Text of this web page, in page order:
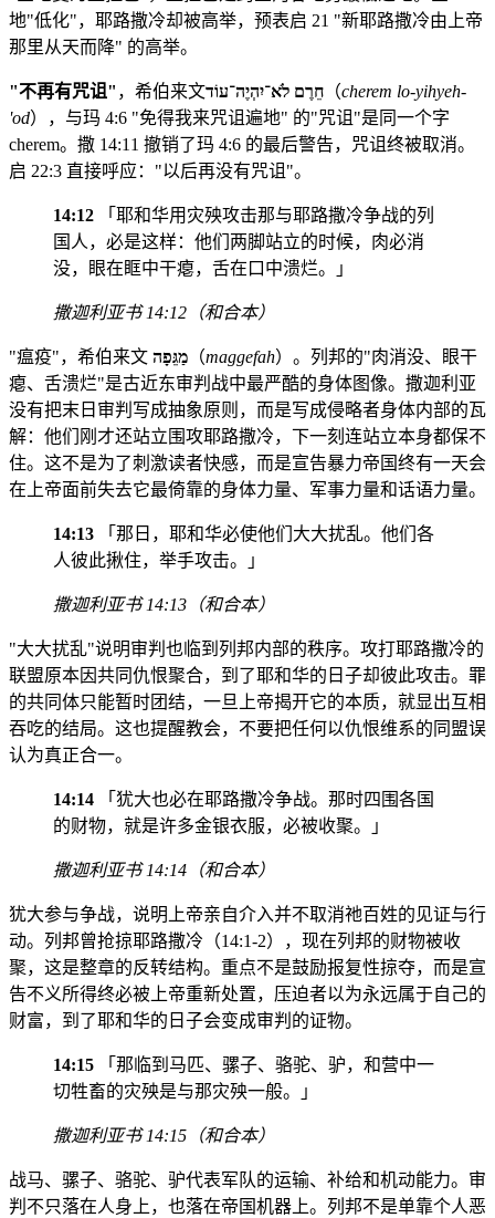
地"低化"，耶路撒冷却被高举，预表启 21 "新耶路撒冷由上帝
那里从天而降" 的高举。
"不再有咒诅" ，希伯来文חֵרֶם לֹא־יִהְיֶה־עוֹד （cherem lo-yihyeh-
'od），与玛 4:6 "免得我来咒诅遍地" 的"咒诅"是同一个字
cherem。撒 14:11 撤销了玛 4:6 的最后警告，咒诅终被取消。
启 22:3 直接呼应："以后再没有咒诅"。
14:12 「耶和华用灾殃攻击那与耶路撒冷争战的列
国人，必是这样：他们两脚站立的时候，肉必消
没，眼在眶中干瘪，舌在口中溃烂。」
撒迦利亚书 14:12（和合本）
"瘟疫"，希伯来文 מַגֵּפָה （maggefah）。列邦的"肉消没、眼干
瘪、舌溃烂"是古近东审判战中最严酷的身体图像。撒迦利亚
没有把末日审判写成抽象原则，而是写成侵略者身体内部的瓦
解：他们刚才还站立围攻耶路撒冷，下一刻连站立本身都保不
住。这不是为了刺激读者快感，而是宣告暴力帝国终有一天会
在上帝面前失去它最倚靠的身体力量、军事力量和话语力量。
14:13 「那日，耶和华必使他们大大扰乱。他们各
人彼此揪住，举手攻击。」
撒迦利亚书 14:13（和合本）
"大大扰乱"说明审判也临到列邦内部的秩序。攻打耶路撒冷的
联盟原本因共同仇恨聚合，到了耶和华的日子却彼此攻击。罪
的共同体只能暂时团结，一旦上帝揭开它的本质，就显出互相
吞吃的结局。这也提醒教会，不要把任何以仇恨维系的同盟误
认为真正合一。
14:14 「犹大也必在耶路撒冷争战。那时四围各国
的财物，就是许多金银衣服，必被收聚。」
撒迦利亚书 14:14（和合本）
犹大参与争战，说明上帝亲自介入并不取消祂百姓的见证与行
动。列邦曾抢掠耶路撒冷（14:1-2），现在列邦的财物被收
聚，这是整章的反转结构。重点不是鼓励报复性掠夺，而是宣
告不义所得终必被上帝重新处置，压迫者以为永远属于自己的
财富，到了耶和华的日子会变成审判的证物。
14:15 「那临到马匹、骡子、骆驼、驴，和营中一
切牲畜的灾殃是与那灾殃一般。」
撒迦利亚书 14:15（和合本）
战马、骡子、骆驼、驴代表军队的运输、补给和机动能力。审
判不只落在人身上，也落在帝国机器上。列邦不是单靠个人恶